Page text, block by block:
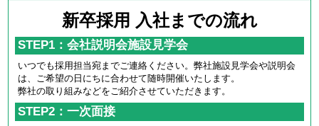
新卒採用 入社までの流れ
STEP1：会社説明会施設見学会
いつでも採用担当宛までご連絡ください。弊社施設見学会や説明会
は、ご希望の日にちに合わせて随時開催いたします。
弊社の取り組みなどをご紹介させていただきます。
STEP2：一次面接